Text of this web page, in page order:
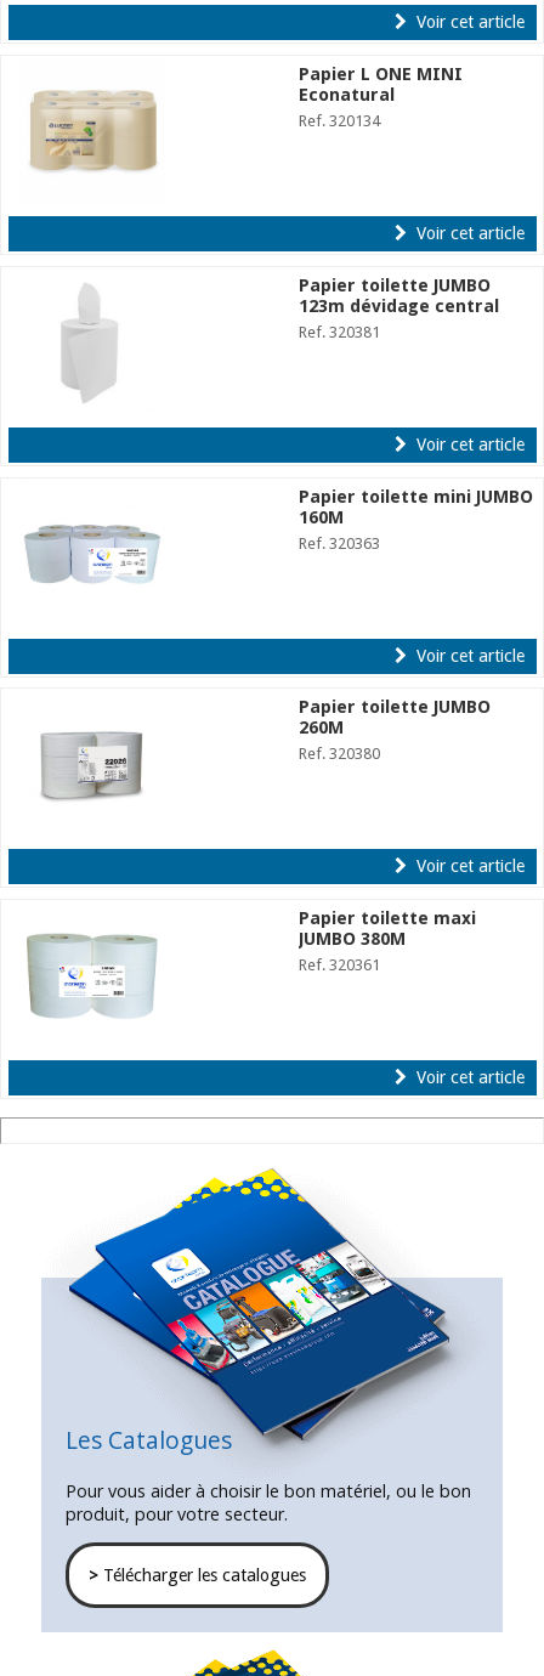
Voir cet article
Papier L ONE MINI
Econatural
Ref. 320134
Voir cet article
Papier toilette JUMBO
123m dévidage central
Ref. 320381
Voir cet article
Papier toilette mini JUMBO
160M
Ref. 320363
Voir cet article
Papier toilette JUMBO
260M
Ref. 320380
Voir cet article
Papier toilette maxi
JUMBO 380M
Ref. 320361
Voir cet article
Les Catalogues
Pour vous aider à choisir le bon matériel, ou le bon
produit, pour votre secteur.
>Télécharger les catalogues